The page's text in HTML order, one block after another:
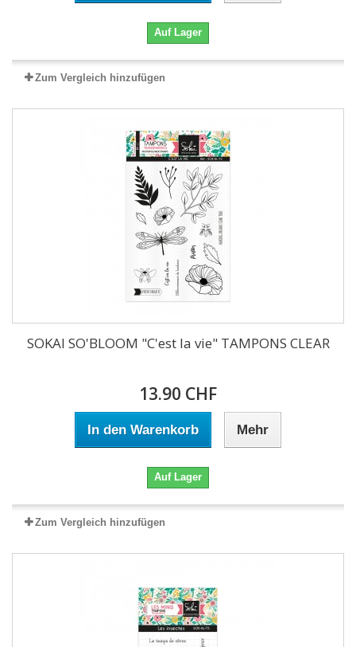
Auf Lager
Zum Vergleich hinzufügen
SOKAI SO'BLOOM "C'est la vie" TAMPONS CLEAR
13.90 CHF
In den Warenkorb Mehr
Auf Lager
Zum Vergleich hinzufügen